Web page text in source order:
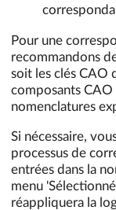
Pour une
recommandons
soit les clés CAO
composants CAO
nomenclatures
Si nécessaire,
processus de
entrées dans la
menu
réappliquera la